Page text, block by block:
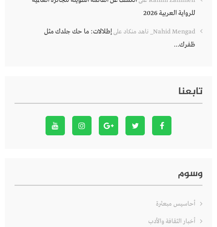
للرواية العربية 2026
Nahid Mengad_ ناهد منكاد علىإطلالات: ما حك جلدك مثل
ظفرك…
تابعنا
وسوم
أحاسيس مبعثرة
أخبار الثقافة والأدب